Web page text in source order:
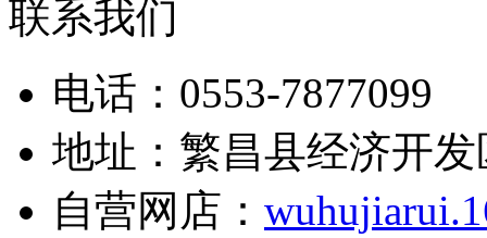
联系我们
电话：0553-7877099
地址：繁昌县经济开发
自营网店：